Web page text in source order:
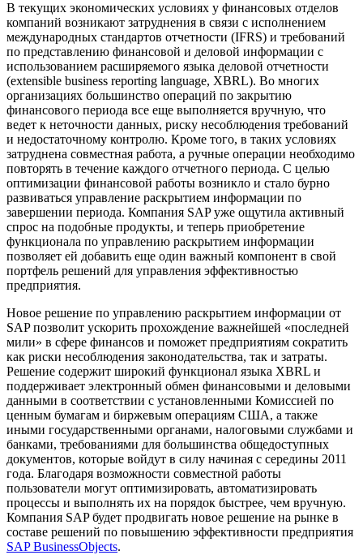
В текущих экономических условиях у финансовых отделов
компаний возникают затруднения в связи с исполнением
международных стандартов отчетности (IFRS) и требований
по представлению финансовой и деловой информации с
использованием расширяемого языка деловой отчетности
(extensible business reporting language, XBRL). Во многих
организациях большинство операций по закрытию
финансового периода все еще выполняется вручную, что
ведет к неточности данных, риску несоблюдения требований
и недостаточному контролю. Кроме того, в таких условиях
затруднена совместная работа, а ручные операции необходимо
повторять в течение каждого отчетного периода. С целью
оптимизации финансовой работы возникло и стало бурно
развиваться управление раскрытием информации по
завершении периода. Компания SAP уже ощутила активный
спрос на подобные продукты, и теперь приобретение
функционала по управлению раскрытием информации
позволяет ей добавить еще один важный компонент в свой
портфель решений для управления эффективностью
предприятия.
Новое решение по управлению раскрытием информации от
SAP позволит ускорить прохождение важнейшей «последней
мили» в сфере финансов и поможет предприятиям сократить
как риски несоблюдения законодательства, так и затраты.
Решение содержит широкий функционал языка XBRL и
поддерживает электронный обмен финансовыми и деловыми
данными в соответствии с установленными Комиссией по
ценным бумагам и биржевым операциям США, а также
иными государственными органами, налоговыми службами и
банками, требованиями для большинства общедоступных
документов, которые войдут в силу начиная с середины 2011
года. Благодаря возможности совместной работы
пользователи могут оптимизировать, автоматизировать
процессы и выполнять их на порядок быстрее, чем вручную.
Компания SAP будет продвигать новое решение на рынке в
составе решений по повышению эффективности предприятия
SAP BusinessObjects.